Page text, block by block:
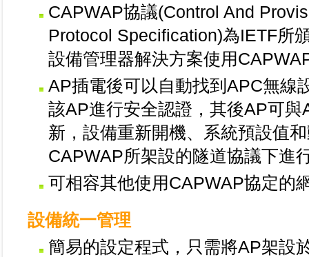
CAPWAP協議(Control And
Protocol Specification)為IETF所
設備管理器解決方案使用
AP插電後可以自動找到APC無線
該AP進行安全認證，其後AP可
新，設備重新開機、系統預設值
CAPWAP所架設的隧道協議下進
可相容其他使用CAPWAP協定的
設備統一管理
簡易的設定程式，只需將AP架設